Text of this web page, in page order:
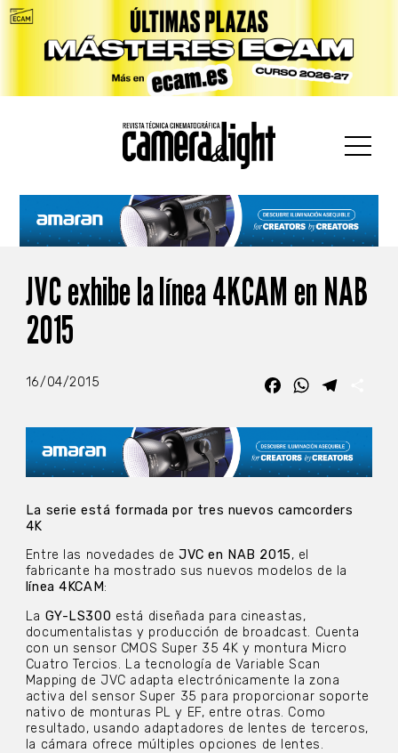
JVC exhibe la línea 4KCAM en NAB
2015
16/04/2015 FacebookWhatsApp
La serie está formada por tres nuevos camcorders
4K
Entre las novedades deJVC en NAB 2015, el
fabricante ha mostrado sus nuevos modelos de la
línea 4KCAM:
La GY-LS300 está diseñada para cineastas,
documentalistas y producción de broadcast. Cuenta
con un sensor CMOS Super 35 4K y montura Micro
Cuatro Tercios. La tecnología de Variable Scan
Mapping de JVC adapta electrónicamente la zona
activa del sensor Super 35 para proporcionar soporte
nativo de monturas PL y EF, entre otras. Como
resultado, usando adaptadores de lentes de terceros,
la cámara ofrece múltiples opciones de lentes.